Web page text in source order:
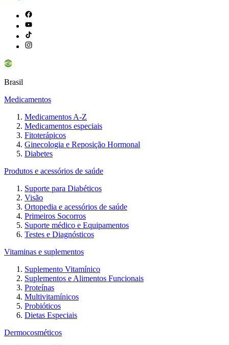
Brasil
Medicamentos
Medicamentos A-Z
Medicamentos especiais
Fitoterápicos
Ginecologia e Reposição Hormonal
Diabetes
Produtos e acessórios de saúde
Suporte para Diabéticos
Visão
Ortopedia e acessórios de saúde
Primeiros Socorros
Suporte médico e Equipamentos
Testes e Diagnósticos
Vitaminas e suplementos
Suplemento Vitamínico
Suplementos e Alimentos Funcionais
Proteínas
Multivitamínicos
Probióticos
Dietas Especiais
Dermocosméticos